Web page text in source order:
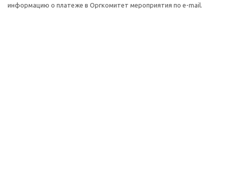
информацию о платеже в Оргкомитет мероприятия по e-mail.